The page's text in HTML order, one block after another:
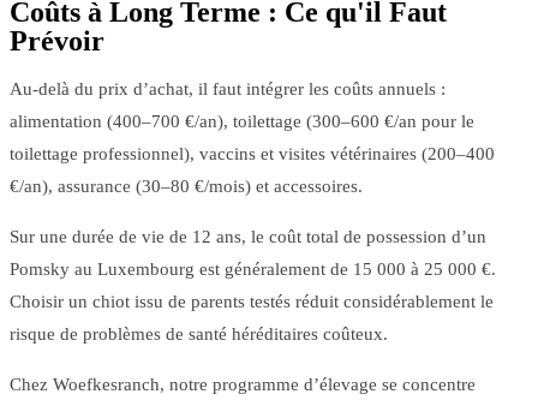
Coûts à Long Terme : Ce qu'il Faut
Prévoir
Au-delà du prix d’achat, il faut intégrer les coûts annuels :
alimentation (400–700 €/an), toilettage (300–600 €/an pour le
toilettage professionnel), vaccins et visites vétérinaires (200–400
€/an), assurance (30–80 €/mois) et accessoires.
Sur une durée de vie de 12 ans, le coût total de possession d’un
Pomsky au Luxembourg est généralement de 15 000 à 25 000 €.
Choisir un chiot issu de parents testés réduit considérablement le
risque de problèmes de santé héréditaires coûteux.
Chez Woefkesranch, notre programme d’élevage se concentre